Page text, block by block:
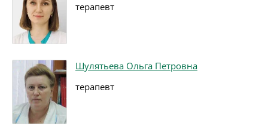
терапевт
Шулятьева Ольга Петровна
терапевт